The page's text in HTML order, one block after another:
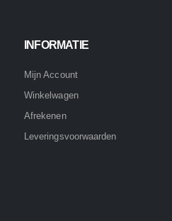
INFORMATIE
Mijn Account
Winkelwagen
Afrekenen
Leveringsvoorwaarden